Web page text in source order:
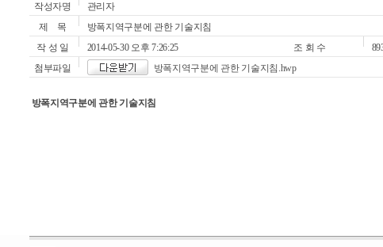
작성자명
관리자
제 목
방폭지역구분에 관한 기술지침
작 성 일
2014-05-30 오후 7:26:25 조 회 수
첨부파일
방폭지역구분에 관한 기술지침.hwp
방폭지역구분에 관한 기술지침